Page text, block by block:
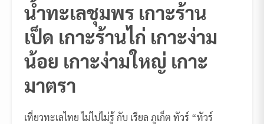
น้ำทะเลชุมพร เกาะร้าน
เป็ด เกาะร้านไก่ เกาะง่าม
น้อย เกาะง่ามใหญ่ เกาะ
มาตรา
เที่ยวทะเลไทย ไม่ไปไม่รู้ กับ เรียล ภูเก็ต ทัวร์ “ทัวร์